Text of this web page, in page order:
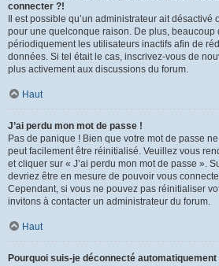
connecter ?!
Il est possible qu’un administrateur ait désactivé
pour une quelconque raison. De plus, beaucoup
périodiquement les utilisateurs inactifs afin de
données. Si tel était le cas, inscrivez-vous de
plus activement aux discussions du forum.
Haut
J’ai perdu mon mot de passe !
Pas de panique ! Bien que votre mot de passe
peut facilement être réinitialisé. Veuillez vous
et cliquer sur « J’ai perdu mon mot de passe ».
devriez être en mesure de pouvoir vous
Cependant, si vous ne pouvez pas réinitialiser
invitons à contacter un administrateur du forum.
Haut
Pourquoi suis-je déconnecté automatiquement